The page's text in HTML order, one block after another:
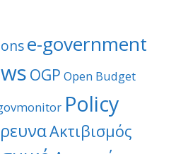
e-government
OGP Open Budget
Policy
Ακτιβισμός